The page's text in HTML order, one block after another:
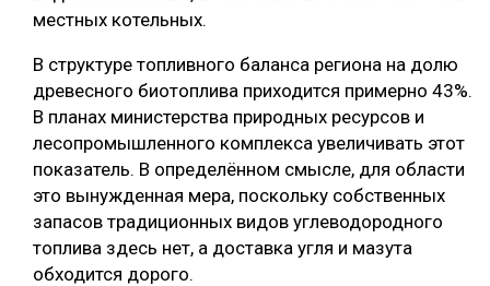
местных котельных.
В структуре топливного баланса региона на долю
древесного биотоплива приходится примерно 43%.
В планах министерства природных ресурсов и
лесопромышленного комплекса увеличивать этот
показатель. В определённом смысле, для области
это вынужденная мера, поскольку собственных
запасов традиционных видов углеводородного
топлива здесь нет, а доставка угля и мазута
обходится дорого.